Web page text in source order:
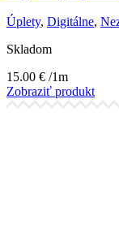
Úplety, Digitálne,
Skladom
15.00 € /1m
Zobraziť produkt